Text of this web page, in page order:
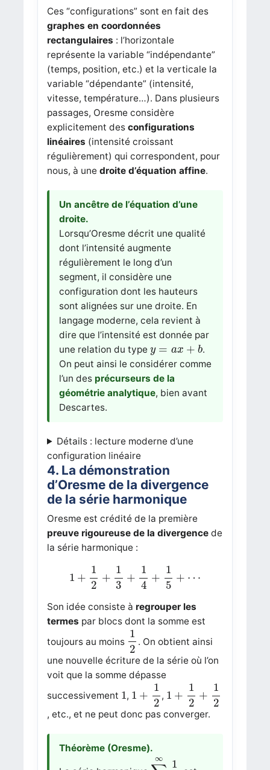
Ces “configurations” sont en fait des
graphes en coordonnées
rectangulaires : l’horizontale
représente la variable “indépendante”
(temps, position, etc.) et la verticale la
variable “dépendante” (intensité,
vitesse, température…). Dans plusieurs
passages, Oresme considère
explicitement des configurations
linéaires (intensité croissant
régulièrement) qui correspondent, pour
nous, à une droite d’équation affine.
Un ancêtre de l’équation d’une
droite.
Lorsqu’Oresme décrit une qualité
dont l’intensité augmente
régulièrement le long d’un
segment, il considère une
configuration dont les hauteurs
sont alignées sur une droite. En
langage moderne, cela revient à
dire que l’intensité est donnée par
une relation du type y = ax + b
y= x+b
.
On peut ainsi le considérer comme
l’un des précurseurs de la
géométrie analytique, bien avant
Descartes.
Détails : lecture moderne d’une
configuration linéaire
4. La démonstration
d’Oresme de la divergence
de la série harmonique
Oresme est crédité de la première
preuve rigoureuse de la divergencede
la série harmonique :
1 +
1
2
+
1
3
+
1
4
+
1
5
+ ⋯
+ 1 4 5+
Son idée consiste à regrouper les
termes par blocs dont la somme est
toujours au moins
1
2
12
. On obtient ainsi
une nouvelle écriture de la série où l’on
voit que la somme dépasse
successivement 1
1 , 1 +
1
2
1+12
, 1 +
1
2
+
1
2
2+
, etc., et ne peut donc pas converger.
Théorème (Oresme).
∞ 1
∑n